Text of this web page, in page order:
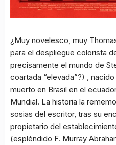
¿Muy novelesco, muy
para el despliegue colorista
precisamente el mundo de
coartada “elevada”?) ,
muerto en Brasil en el
Mundial. La historia la
sosias del escritor, tras su
propietario del
(espléndido F. Murray